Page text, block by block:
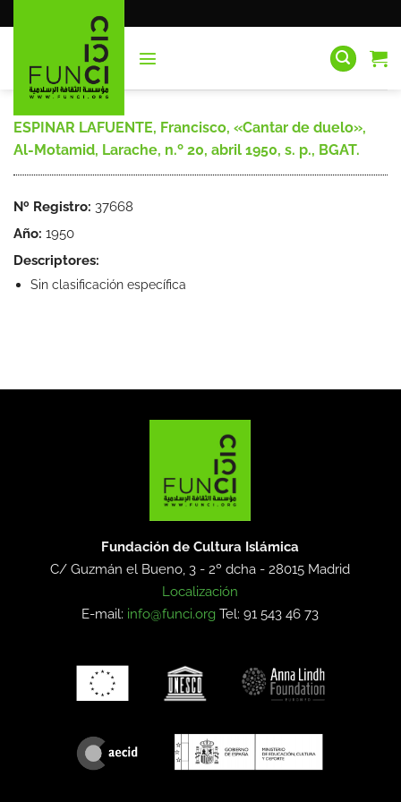
al
ESPINAR LAFUENTE, Francisco, «Cantar de duelo»,
Al-Motamid, Larache, n.º 20, abril 1950, s. p., BGAT.
Nº Registro: 37668
Año: 1950
Descriptores:
Sin clasificación específica
Fundación de Cultura Islámica
C/ Guzmán el Bueno, 3 - 2º dcha -28015 Madrid
Localización
E-mail: info@funci.org Tel: 91 543 46 73